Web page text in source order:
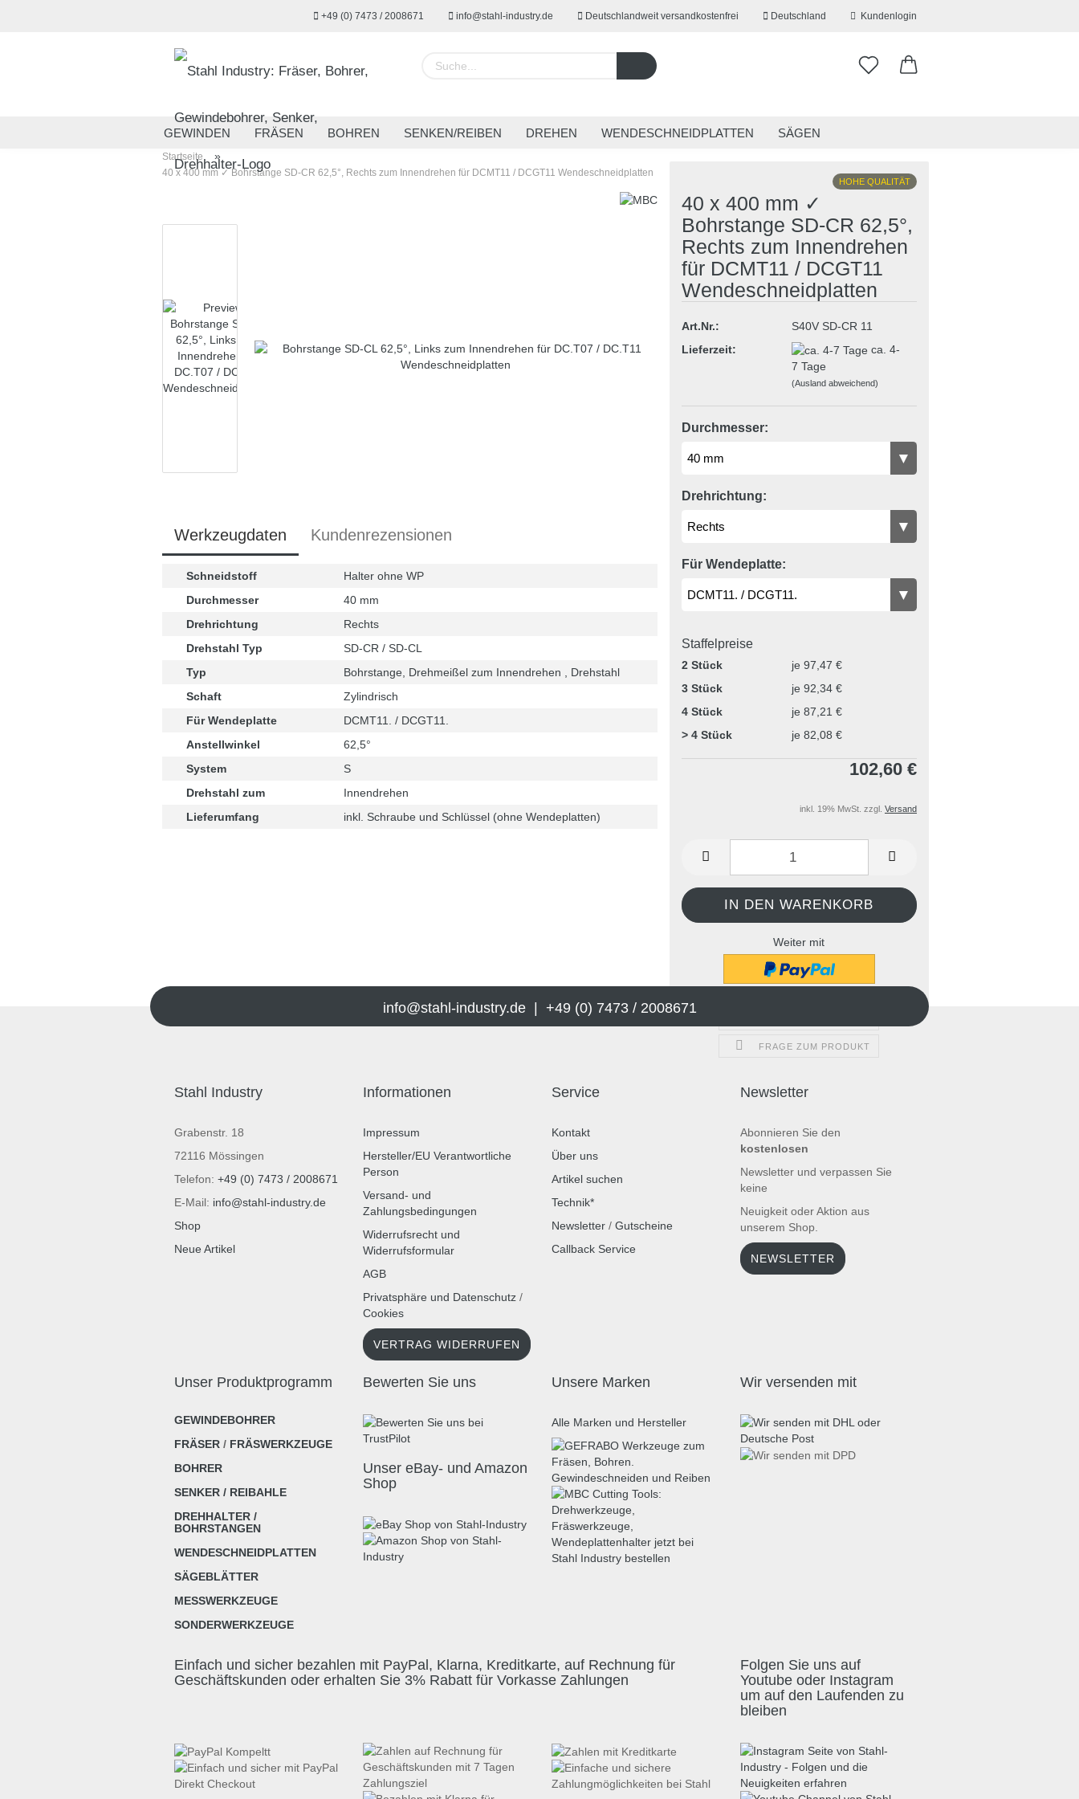
+49 (0) 7473 / 2008671 info@stahl-industry.de Deutschlandweit versandkostenfrei Deutschland
Lieferland
Kundenlogin
Konto erstellen
Passwort vergessen?
GEWINDEN FRÄSEN BOHREN SENKEN/REIBEN DREHEN WENDESCHNEIDPLATTEN SÄGEN
MESSTECHNIK
Startseite »
40 x 400 mm ✓ Bohrstange SD-CR 62,5°, Rechts zum Innendrehen für DCMT11 / DCGT11 Wendeschneidplatten
HOHE QUALITÄT
40 x 400 mm ✓
Bohrstange SD-CR 62,5°,
Rechts zum Innendrehen
für DCMT11 / DCGT11
Wendeschneidplatten
Art.Nr.:
S40V SD-CR 11
Lieferzeit:
ca. 4-
7 Tage
(Ausland abweichend)
Durchmesser:
Drehrichtung:
Für Wendeplatte:
Staffelpreise
2 Stück
je 97,47 €
3 Stück
je 92,34 €
4 Stück
je 87,21 €
> 4 Stück
je 82,08 €
102,60 €
inkl. 19% MwSt. zzgl. Versand
Weiter mit
FRAGE ZUM PRODUKT
Werkzeugdaten Kundenrezensionen
Schneidstoff
Halter ohne WP
Durchmesser
40 mm
Drehrichtung
Rechts
Drehstahl Typ
SD-CR / SD-CL
Typ
Bohrstange, Drehmeißel zum Innendrehen , Drehstahl
Schaft
Zylindrisch
Für Wendeplatte
DCMT11. / DCGT11.
Anstellwinkel
62,5°
System
S
Drehstahl zum
Innendrehen
Lieferumfang
inkl. Schraube und Schlüssel (ohne Wendeplatten)
info@stahl-industry.de | +49 (0) 7473 / 2008671
Stahl Industry
Grabenstr. 18
72116 Mössingen
Telefon: +49 (0) 7473 / 2008671
E-Mail: info@stahl-industry.de
Shop
Neue Artikel
Informationen
Impressum
Hersteller/EU Verantwortliche
Person
Versand- und
Zahlungsbedingungen
Widerrufsrecht und
Widerrufsformular
AGB
Privatsphäre und Datenschutz /
Cookies
VERTRAG WIDERRUFEN
Service
Kontakt
Über uns
Artikel suchen
Technik*
Newsletter / Gutscheine
Callback Service
Newsletter
Abonnieren Sie den
kostenlosen
Newsletter und verpassen Sie
keine
Neuigkeit oder Aktion aus
unserem Shop.
NEWSLETTER
Unser Produktprogramm
GEWINDEBOHRER
FRÄSER / FRÄSWERKZEUGE
BOHRER
SENKER / REIBAHLE
DREHHALTER /
BOHRSTANGEN
WENDESCHNEIDPLATTEN
SÄGEBLÄTTER
MESSWERKZEUGE
SONDERWERKZEUGE
Bewerten Sie uns
Unser eBay- und Amazon
Shop
Unsere Marken
Alle Marken und Hersteller
Wir versenden mit
Einfach und sicher bezahlen mit PayPal, Klarna, Kreditkarte, auf Rechnung für
Geschäftskunden oder erhalten Sie 3% Rabatt für Vorkasse Zahlungen
Folgen Sie uns auf
Youtube oder Instagram
um auf den Laufenden zu
bleiben